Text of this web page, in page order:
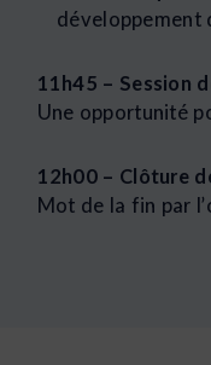
développement
11h45 – Session
Une opportunité
12h00 – Clôture
Mot de la fin par